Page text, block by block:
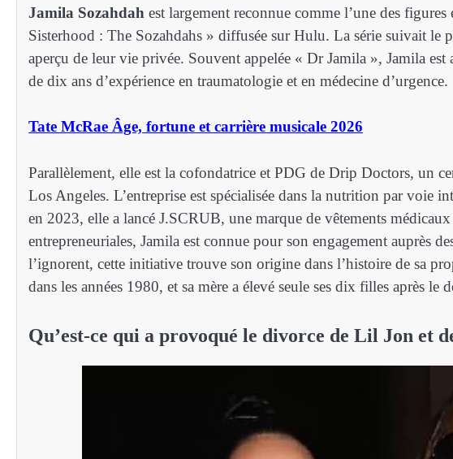
Jamila Sozahdah est largement reconnue comme l’une des
Sisterhood : The Sozahdahs » diffusée sur Hulu. La série suivait le
aperçu de leur vie privée. Souvent appelée « Dr Jamila », Jamila
de dix ans d’expérience en traumatologie et en médecine d’urgence.
Tate McRae Âge, fortune et carrière musicale 2026
Parallèlement, elle est la cofondatrice et PDG de Drip Doctors, un
Los Angeles. L’entreprise est spécialisée dans la nutrition par voie
en 2023, elle a lancé J.SCRUB, une marque de vêtements
entrepreneuriales, Jamila est connue pour son engagement auprès
l’ignorent, cette initiative trouve son origine dans l’histoire de sa
dans les années 1980, et sa mère a élevé seule ses dix filles après le
Qu’est-ce qui a provoqué le divorce de Lil Jon et